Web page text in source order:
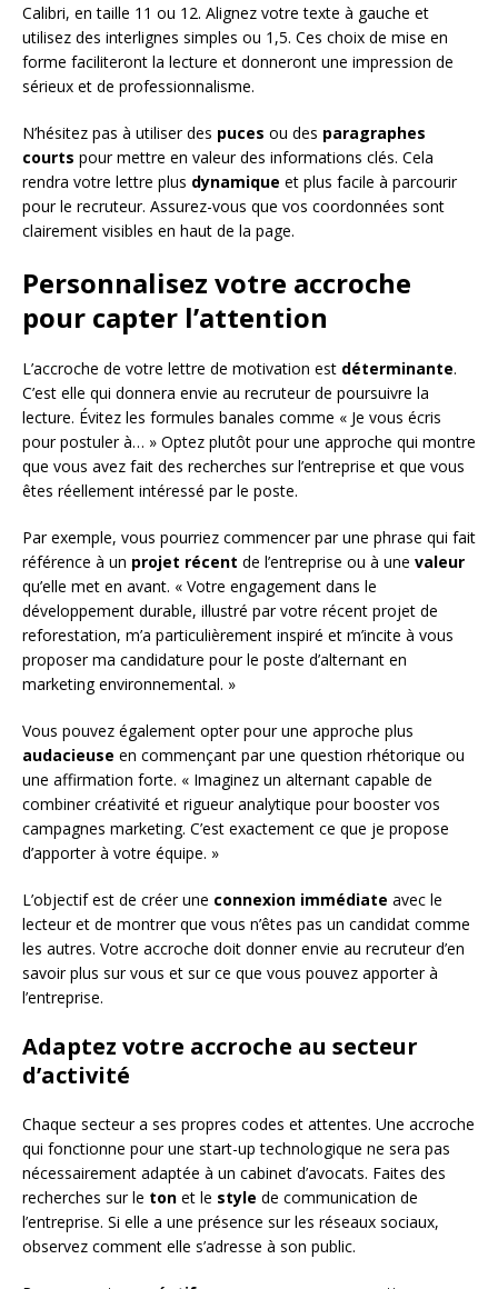
Calibri, en taille 11 ou 12. Alignez votre texte à gauche et
utilisez des interlignes simples ou 1,5. Ces choix de mise en
forme faciliteront la lecture et donneront une impression de
sérieux et de professionnalisme.
N’hésitez pas à utiliser des puces ou des paragraphes
courts pour mettre en valeur des informations clés. Cela
rendra votre lettre plus dynamique et plus facile à parcourir
pour le recruteur. Assurez-vous que vos coordonnées sont
clairement visibles en haut de la page.
Personnalisez votre accroche
pour capter l’attention
L’accroche de votre lettre de motivation est déterminante.
C’est elle qui donnera envie au recruteur de poursuivre la
lecture. Évitez les formules banales comme « Je vous écris
pour postuler à… » Optez plutôt pour une approche qui montre
que vous avez fait des recherches sur l’entreprise et que vous
êtes réellement intéressé par le poste.
Par exemple, vous pourriez commencer par une phrase qui fait
référence à un projet récent de l’entreprise ou à une valeur
qu’elle met en avant. « Votre engagement dans le
développement durable, illustré par votre récent projet de
reforestation, m’a particulièrement inspiré et m’incite à vous
proposer ma candidature pour le poste d’alternant en
marketing environnemental. »
Vous pouvez également opter pour une approche plus
audacieuse en commençant par une question rhétorique ou
une affirmation forte. « Imaginez un alternant capable de
combiner créativité et rigueur analytique pour booster vos
campagnes marketing. C’est exactement ce que je propose
d’apporter à votre équipe. »
L’objectif est de créer une connexion immédiate avec le
lecteur et de montrer que vous n’êtes pas un candidat comme
les autres. Votre accroche doit donner envie au recruteur d’en
savoir plus sur vous et sur ce que vous pouvez apporter à
l’entreprise.
Adaptez votre accroche au secteur
d’activité
Chaque secteur a ses propres codes et attentes. Une accroche
qui fonctionne pour une start-up technologique ne sera pas
nécessairement adaptée à un cabinet d’avocats. Faites des
recherches sur le ton et le style de communication de
l’entreprise. Si elle a une présence sur les réseaux sociaux,
observez comment elle s’adresse à son public.